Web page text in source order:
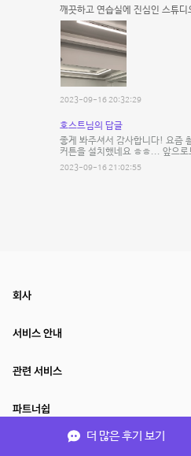
깨끗하고 연습실에 진심인 스튜
2023-09-16 20:32:29
호스트님의 답글
좋게 봐주셔서 감사합니다! 요즘
커튼을 설치했네요 ㅎㅎ... 앞으
2023-09-16 21:02:55
더 많은 후기 보기
회사
서비스 안내
관련 서비스
파트너쉽
서비스 제공 국가